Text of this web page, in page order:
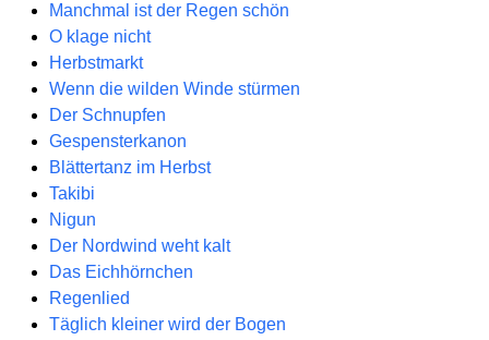
Manchmal ist der Regen schön
O klage nicht
Herbstmarkt
Wenn die wilden Winde stürmen
Der Schnupfen
Gespensterkanon
Blättertanz im Herbst
Takibi
Nigun
Der Nordwind weht kalt
Das Eichhörnchen
Regenlied
Täglich kleiner wird der Bogen